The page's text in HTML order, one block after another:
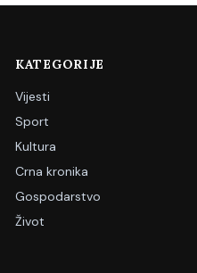
KATEGORIJE
Vijesti
Sport
Kultura
Crna kronika
Gospodarstvo
Život